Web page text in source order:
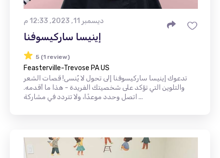
ديسمبر 11, 2023, 12:33 م
إينيسا ساركيسوفنا
5 (1 review)
Feasterville-Trevose PA US
تدعوك إينيسا ساركيسوفنا إلى تحول لا يُنسى! قصات الشعر
والتلوين التي تؤكد على شخصيتك الفريدة - هذا ما أقدمه.
اتصل وحدد موعدًا، ولا تتردد في مشاركة ...